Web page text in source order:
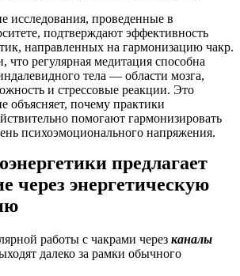
исследования, проведенные в
подтверждают эффективность
направленных на гармонизацию чакр.
регулярная медитация способна
тела — области мозга,
и стрессовые реакции. Это
объясняет, почему практики
помогают гармонизировать
психоэмоционального напряжения.
предлагает
через энергетическую
работы с чакрами через каналы
далеко за рамки обычного